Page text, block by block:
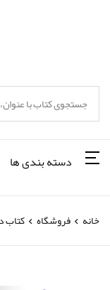
دسته بندی ها
خانه فروشگاه